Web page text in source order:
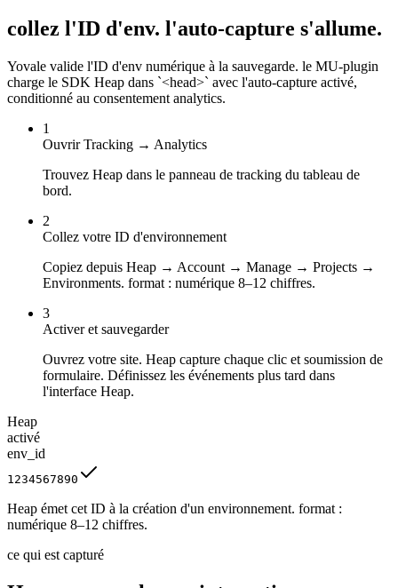
collez l'ID d'env. l'auto-capture s'allume.
Yovale valide l'ID d'env numérique à la sauvegarde. le MU-plugin
charge le SDK Heap dans `<head>` avec l'auto-capture activé,
conditionné au consentement analytics.
1
Ouvrir Tracking → Analytics
Trouvez Heap dans le panneau de tracking du tableau de
bord.
2
Collez votre ID d'environnement
Copiez depuis Heap → Account → Manage → Projects →
Environments. format : numérique 8–12 chiffres.
3
Activer et sauvegarder
Ouvrez votre site. Heap capture chaque clic et soumission de
formulaire. Définissez les événements plus tard dans
l'interface Heap.
Heap
activé
env_id
1234567890
Heap émet cet ID à la création d'un environnement. format :
numérique 8–12 chiffres.
ce qui est capturé